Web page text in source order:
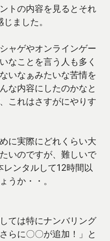
トの内容を見るとそれ
ました。
ャゲやオンラインゲー
なことを言う人も多く
いなぁみたいな苦情を
な内容にしたのかなと
これはさすがにやりす
に実際にどれくらい大
いのですが、難しいで
レンタルして12時間以
うか・・。
ては特にナンバリング
らに〇〇が追加！」と